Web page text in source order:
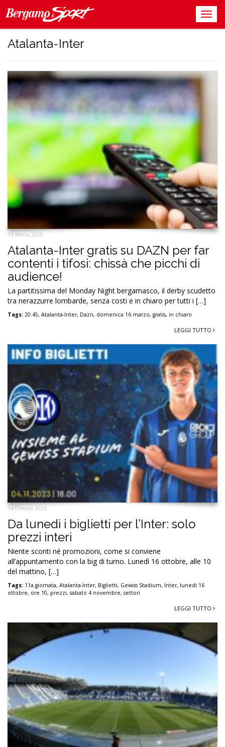
Atalanta-Inter
12 Marzo 2025
Atalanta-Inter gratis su DAZN per far
contenti i tifosi: chissà che picchi di
audience!
La partitissima del Monday Night bergamasco, il derby scudetto
tra nerazzurre lombarde, senza costi e in chiaro per tutti i […]
Tags: 20.45, Atalanta-Inter, Dazn, domenica 16 marzo, gratis, in chiaro
LEGGI TUTTO
14 Ottobre 2023
Da lunedì i biglietti per l’Inter: solo
prezzi interi
Niente sconti né promozioni, come si conviene
all’appuntamento con la big di turno. Lunedì 16 ottobre, alle 10
del mattino, […]
Tags: 11a giornata, Atalanta-Inter, Biglietti, Gewiss Stadium, Inter, lunedì 16
ottobre, ore 10, prezzi, sabato 4 novembre, settori
LEGGI TUTTO